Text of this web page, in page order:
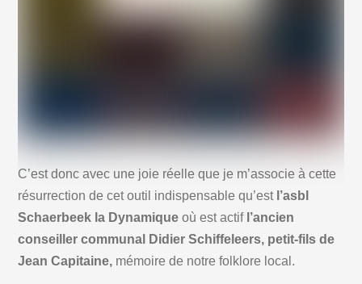
C’est donc avec une joie réelle que je m’associe à cette
résurrection de cet outil indispensable qu’estl’asbl
Schaerbeek la Dynamique où est actif l’ancien
conseiller communal Didier Schiffeleers, petit-fils de
Jean Capitaine, mémoire de notre folklore local.